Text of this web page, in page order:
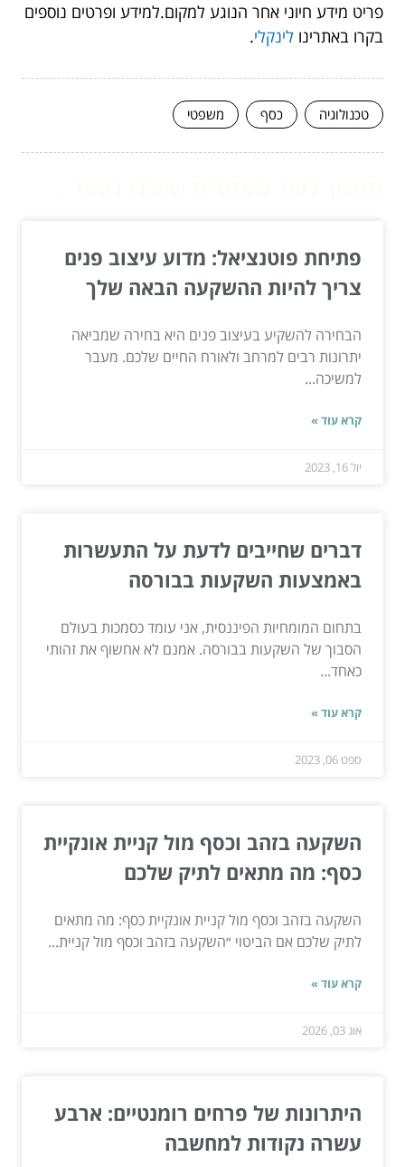
פריט מידע חיוני אחר הנוגע למקום.למידע ופרטים נוספים
בקרו באתרינו לינקלי.
טכנולוגיה כסף משפטי
פתיחת פוטנציאל: מדוע עיצוב פנים
צריך להיות ההשקעה הבאה שלך
הבחירה להשקיע בעיצוב פנים היא בחירה שמביאה
יתרונות רבים למרחב ולאורח החיים שלכם. מעבר
למשיכה...
קרא עוד »
יול 16, 2023
דברים שחייבים לדעת על התעשרות
באמצעות השקעות בבורסה
בתחום המומחיות הפיננסית, אני עומד כסמכות בעולם
הסבוך של השקעות בבורסה. אמנם לא אחשוף את זהותי
כאחד...
קרא עוד »
ספט 06, 2023
השקעה בזהב וכסף מול קניית אונקיית
כסף: מה מתאים לתיק שלכם
השקעה בזהב וכסף מול קניית אונקיית כסף: מה מתאים
לתיק שלכם אם הביטוי ״השקעה בזהב וכסף מול קניית...
קרא עוד »
אוג 03, 2026
היתרונות של פרחים רומנטיים: ארבע
עשרה נקודות למחשבה